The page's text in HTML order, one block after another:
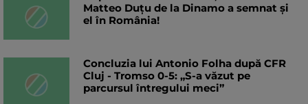
Matteo Duțu de la Dinamo a semnat și
el în România!
Concluzia lui Antonio Folha după CFR
Cluj - Tromso 0-5: „S-a văzut pe
parcursul întregului meci”